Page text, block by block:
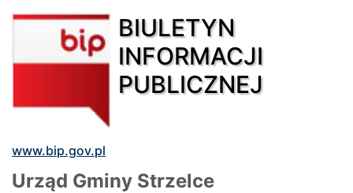
BIULETYN
INFORMACJI
PUBLICZNEJ
www.bip.gov.pl
Urząd Gminy Strzelce